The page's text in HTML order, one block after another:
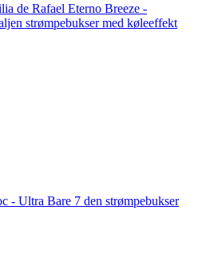
de Rafael Eterno Breeze -
strømpebukser med køleeffekt
- Ultra Bare 7 den strømpebukser